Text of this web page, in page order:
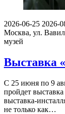
2026-06-25 2026-
Москва, ул.
музей
Выставка
С 25 июня по 9
пройдет
выставка-
не только как…